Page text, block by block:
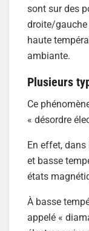
sont sur des
droite/gauche
haute
ambiante.
Plusieurs
Ce
« désordre
En effet,
et basse
états
À basse
appelé «